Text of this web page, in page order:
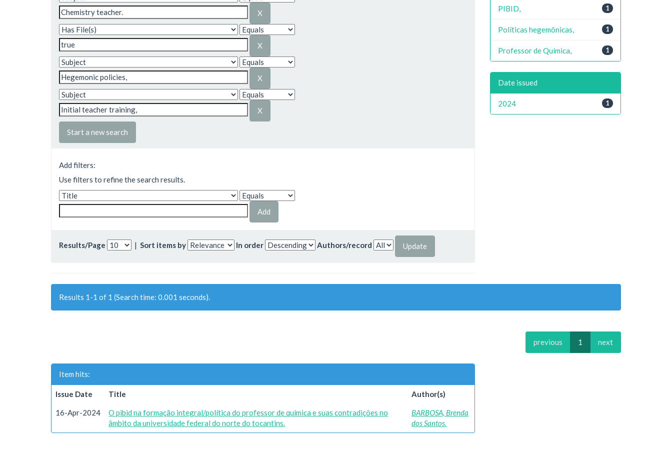
Start a new search
Add filters:
Use filters to refine the search results.
Results/Page | Sort items by In order Authors/record
Results 1-1 of 1 (Search time: 0.001 seconds).
previous 1 next
Item hits:
Issue Date Title Author(s)
16-Apr-2024
O pibid na formação integral/política do professor de química e suas contradições no
âmbito da universidade federal do norte do tocantins.
BARBOSA, Brenda
dos Santos.
1
PIBID,
1
Políticas hegemônicas,
1
Professor de Química,
Date issued
1
2024